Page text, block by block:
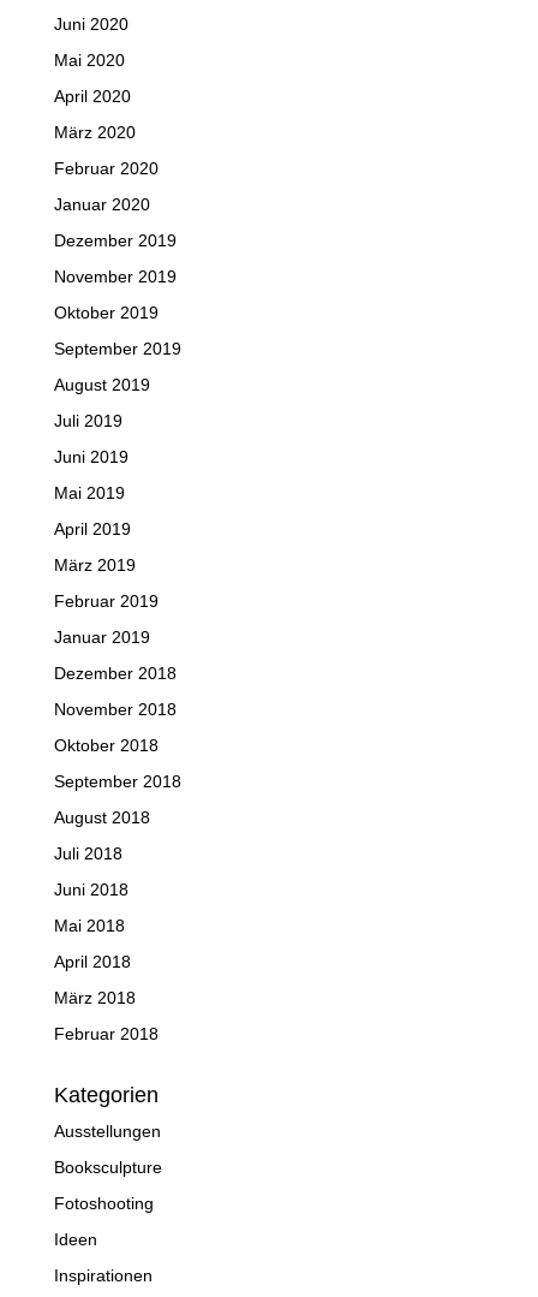
Juni 2020
Mai 2020
April 2020
März 2020
Februar 2020
Januar 2020
Dezember 2019
November 2019
Oktober 2019
September 2019
August 2019
Juli 2019
Juni 2019
Mai 2019
April 2019
März 2019
Februar 2019
Januar 2019
Dezember 2018
November 2018
Oktober 2018
September 2018
August 2018
Juli 2018
Juni 2018
Mai 2018
April 2018
März 2018
Februar 2018
Kategorien
Ausstellungen
Booksculpture
Fotoshooting
Ideen
Inspirationen